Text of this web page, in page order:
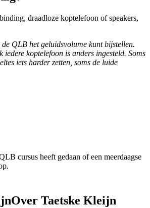
draadloze koptelefoon of speakers,
QLB het geluidsvolume kunt bijstellen.
iedere koptelefoon is anders ingesteld. Soms
iets harder zetten, soms de luide
cursus heeft gedaan of een meerdaagse
Over Taetske Kleijn